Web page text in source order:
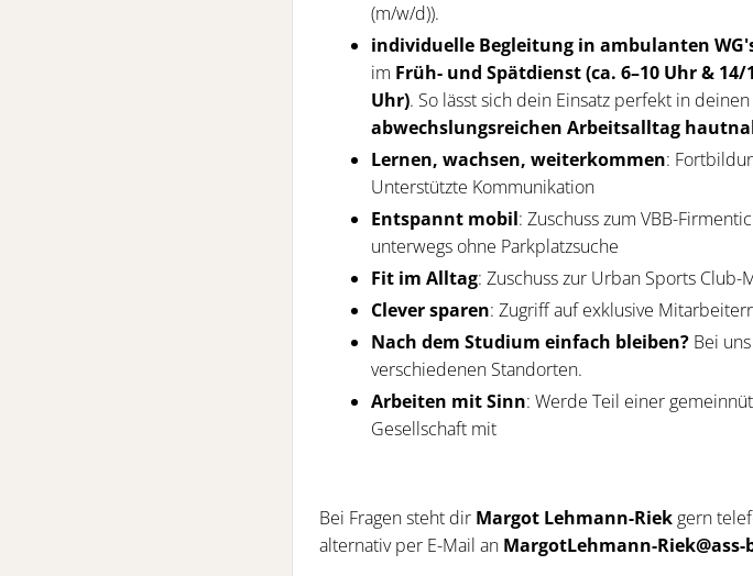
(m/w/d)).
individuelle Begleitung in ambulanten
im Früh- und Spätdienst (ca. 6–10 Uhr & 14/
Uhr). So lässt sich dein Einsatz perfekt in deinen
abwechslungsreichen Arbeitsalltag
Lernen, wachsen, weiterkommen:
Unterstützte Kommunikation
Entspannt mobil: Zuschuss zum VBB-
unterwegs ohne Parkplatzsuche
Fit im Alltag: Zuschuss zur Urban Sports
Clever sparen: Zugriff auf exklusive
Nach dem Studium einfach bleiben? Bei
verschiedenen Standorten.
Arbeiten mit Sinn: Werde Teil einer
Gesellschaft mit
Bei Fragen steht dir Margot Lehmann-Riek gern
alternativ per E-Mail an MargotLehmann-